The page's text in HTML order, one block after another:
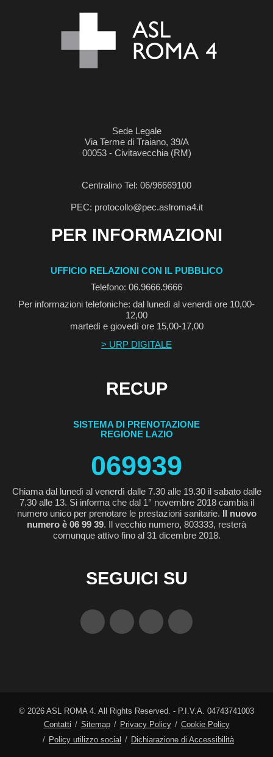
Sede Legale
Via Terme di Traiano, 39/A
00053 - Civitavecchia (RM)
Centralino Tel: 06/96669100
PEC: protocollo@pec.aslroma4.it
PER INFORMAZIONI
UFFICIO RELAZIONI CON IL PUBBLICO
Telefono: 06.9666.9666
Per informazioni telefoniche: dal lunedì al venerdì ore 10,00-
12,00
martedì e giovedì ore 15,00-17,00
> URP DIGITALE
RECUP
SISTEMA DI PRENOTAZIONE
REGIONE LAZIO
069939
Chiama dal lunedì al venerdì dalle 7.30 alle 19.30 il sabato dalle
7.30 alle 13. Si informa che dal 1° novembre 2018 cambia il
numero unico per prenotare le prestazioni sanitarie. Il nuovo
numero è 06 99 39. Il vecchio numero, 803333, resterà
comunque attivo fino al 31 dicembre 2018.
SEGUICI SU
© 2026 ASL ROMA 4. All Rights Reserved. - P.I.V.A. 04743741003
Contatti
Sitemap Privacy Policy
Cookie Policy
Policy utilizzo social
Dichiarazione di Accessibilità